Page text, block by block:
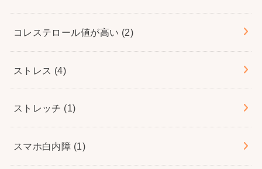
コレステロール値が高い (2)
ストレス (4)
ストレッチ (1)
スマホ白内障 (1)